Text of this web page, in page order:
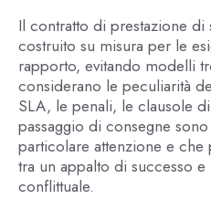
Il contratto di prestazione di
costruito su misura per le
rapporto, evitando modelli
considerano le peculiarità
SLA, le penali, le clausole
passaggio di consegne
particolare attenzione e
tra un appalto di successo
conflittuale.